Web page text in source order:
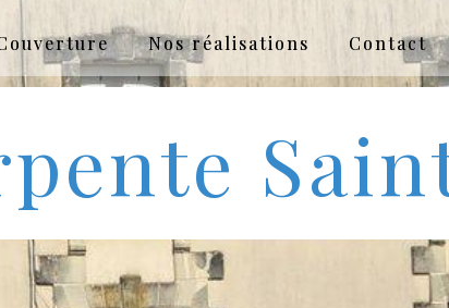
Nos réalisations Contact